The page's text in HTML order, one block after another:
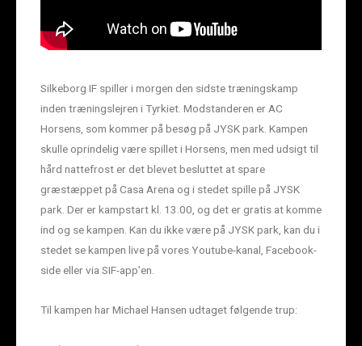
Silkeborg IF spiller i morgen den sidste træningskamp
inden træningslejren i Tyrkiet. Modstanderen er AC
Horsens, som kommer på besøg på JYSK park. Kampen
skulle oprindelig være spillet i Horsens, men med udsigt til
hård nattefrost er det blevet besluttet at spare
græstæppet på Casa Arena og i stedet spille på JYSK
park. Der er kampstart kl. 13.00, og det er gratis at komme
ind og se kampen. Kan du ikke være på JYSK park, kan du i
stedet se kampen live på vores Youtube-kanal, Facebook-
side eller via SIF-app’en.
Til kampen har Michael Hansen udtaget følgende trup: